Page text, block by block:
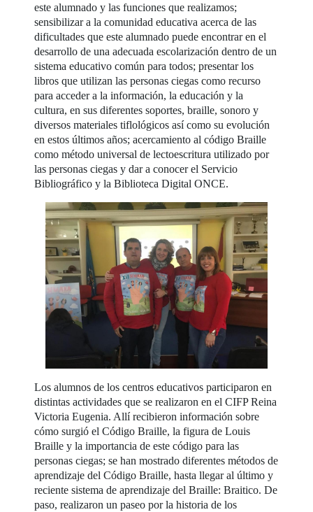
este alumnado y las funciones que realizamos;
sensibilizar a la comunidad educativa acerca de las
dificultades que este alumnado puede encontrar en el
desarrollo de una adecuada escolarización dentro de un
sistema educativo común para todos; presentar los
libros que utilizan las personas ciegas como recurso
para acceder a la información, la educación y la
cultura, en sus diferentes soportes, braille, sonoro y
diversos materiales tiflológicos así como su evolución
en estos últimos años; acercamiento al código Braille
como método universal de lectoescritura utilizado por
las personas ciegas y dar a conocer el Servicio
Bibliográfico y la Biblioteca Digital ONCE.
Los alumnos de los centros educativos participaron en
distintas actividades que se realizaron en el CIFP Reina
Victoria Eugenia. Allí recibieron información sobre
cómo surgió el Código Braille, la figura de Louis
Braille y la importancia de este código para las
personas ciegas; se han mostrado diferentes métodos de
aprendizaje del Código Braille, hasta llegar al último y
reciente sistema de aprendizaje del Braille: Braitico. De
paso, realizaron un paseo por la historia de los